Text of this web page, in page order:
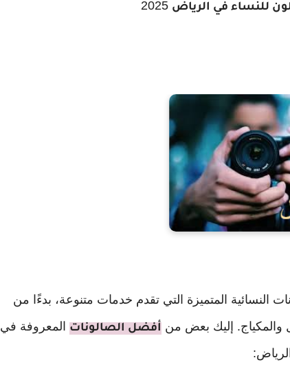
للنساء في الرياض
النسائية المتميزة التي تقدم خدمات متنوعة، بدءًا من
والمكياج. إليك بعض من أفضل الصالونات
المعروفة في
الرياض: